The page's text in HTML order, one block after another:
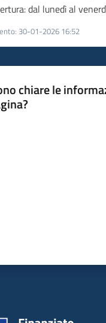
dal lunedì al
: 30-01-2026 16:52
chiare le